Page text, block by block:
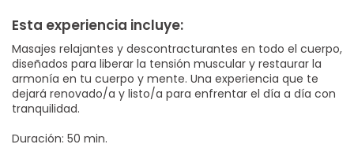
Esta experiencia incluye:
Masajes relajantes y descontracturantes en todo el cuerpo,
diseñados para liberar la tensión muscular y restaurar la
armonía en tu cuerpo y mente. Una experiencia que te
dejará renovado/a y listo/a para enfrentar el día a día con
tranquilidad.
Duración: 50 min.